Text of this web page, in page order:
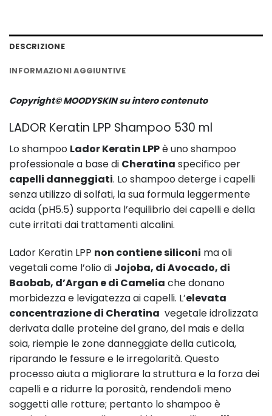
DESCRIZIONE
INFORMAZIONI AGGIUNTIVE
Copyright© MOODYSKIN su intero contenuto
LADOR Keratin LPP Shampoo 530 ml
Lo shampoo Lador Keratin LPPè uno shampoo
professionale a base di Cheratina specifico per
capelli danneggiati. Lo shampoo deterge i capelli
senza utilizzo di solfati, la sua formula leggermente
acida (pH5.5) supporta l’equilibrio dei capelli e della
cute irritati dai trattamenti alcalini.
Lador Keratin LPP non contiene siliconi ma oli
vegetali come l’olio di Jojoba, di Avocado, di
Baobab, d’Argan e di Camelia che donano
morbidezza e levigatezza ai capelli. L’elevata
concentrazione di Cheratina vegetale idrolizzata
derivata dalle proteine del grano, del mais e della
soia, riempie le zone danneggiate della cuticola,
riparando le fessure e le irregolarità. Questo
processo aiuta a migliorare la struttura e la forza dei
capelli e a ridurre la porosità, rendendoli meno
soggetti alle rotture; pertanto lo shampoo è